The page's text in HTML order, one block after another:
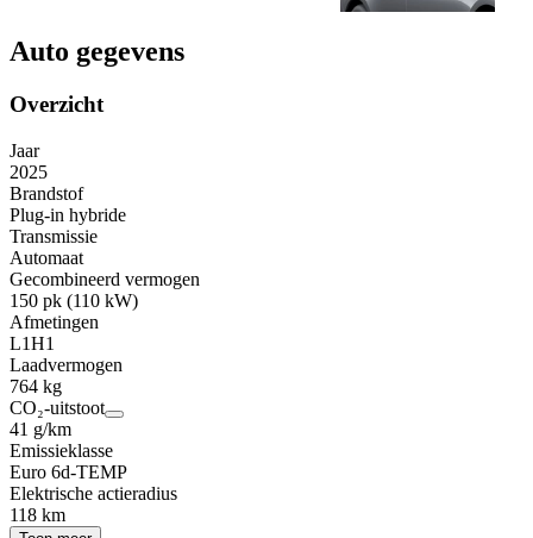
Auto gegevens
Overzicht
Jaar
2025
Brandstof
Plug-in hybride
Transmissie
Automaat
Gecombineerd vermogen
150 pk (110 kW)
Afmetingen
L1H1
Laadvermogen
764 kg
CO₂-uitstoot
41 g/km
Emissieklasse
Euro 6d-TEMP
Elektrische actieradius
118 km